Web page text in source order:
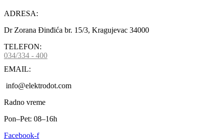
ADRESA:
Dr Zorana Đinđića br. 15/3, Kragujevac 34000
TELEFON:
034/334 - 400
EMAIL:
info@elektrodot.com
Radno vreme
Pon–Pet: 08–16h
Facebook-f